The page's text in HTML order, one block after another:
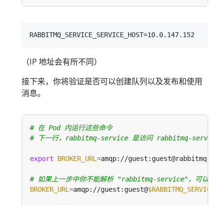
（IP 地址会有所不同）
接下来，你将验证是否可以创建队列以及发布和使用
消息。
# 在 Pod 内运行这些命令
# 下一行，rabbitmq-service 是访问 rabbitmq-service
export BROKER_URL =
# 如果上一步中你不能解析 "rabbitmq-service"，可以用
BROKER_URL =amqp://guest:guest@